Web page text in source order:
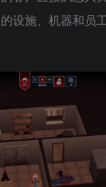
设施、机器和员